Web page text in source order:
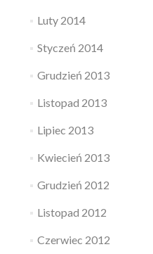
Luty 2014
Styczeń 2014
Grudzień 2013
Listopad 2013
Lipiec 2013
Kwiecień 2013
Grudzień 2012
Listopad 2012
Czerwiec 2012